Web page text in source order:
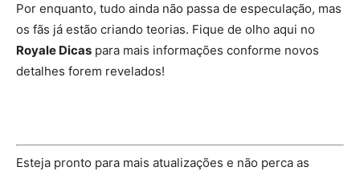
Por enquanto, tudo ainda não passa de especulação, mas
os fãs já estão criando teorias. Fique de olho aqui no
Royale Dicas para mais informações conforme novos
detalhes forem revelados!
Esteja pronto para mais atualizações e não perca as